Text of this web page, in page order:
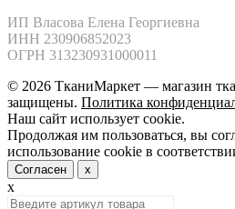
ИП Власова Елена Георгиевна
ИНН 230906852023
ОГРН 313230931000011
© 2026 ТканиМаркет — магазин
защищены. Политика
Наш сайт использует cookie.
Продолжая им пользоваться, вы
использование cookie в
Согласен x
x